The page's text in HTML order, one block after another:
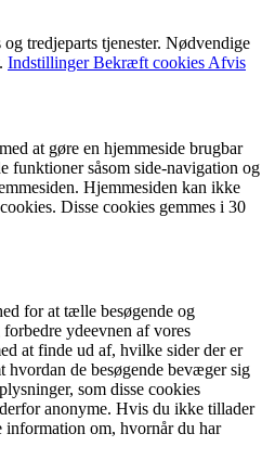
tredjeparts tjenester. Nødvendige
IndstillingerBekræft cookies Afvis
at gøre en hjemmeside brugbar
funktioner såsom side-navigation og
Hjemmesiden kan ikke
Disse cookies gemmes i 30
for at tælle besøgende og
ydeevnen af vores
at finde ud af, hvilke sider der er
hvordan de besøgende bevæger sig
som disse cookies
anonyme. Hvis du ikke tillader
om, hvornår du har